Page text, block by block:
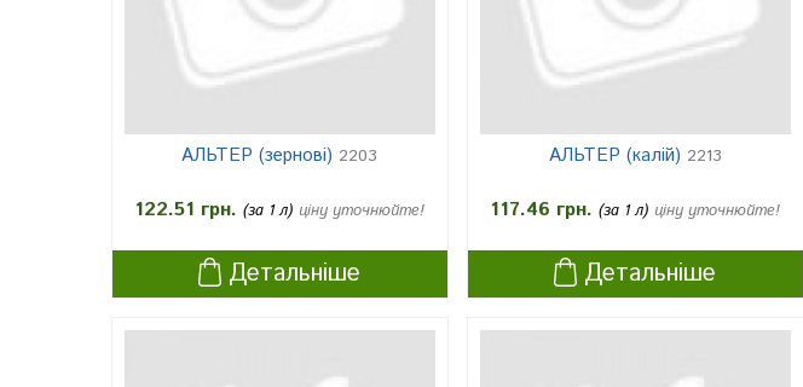
АЛЬТЕР (зернові) 2203
122.51 грн.(за 1 л) ціну уточнюйте!
Детальніше
АЛЬТЕР (калій) 2213
117.46 грн.(за 1 л) ціну уточнюйте!
Детальніше